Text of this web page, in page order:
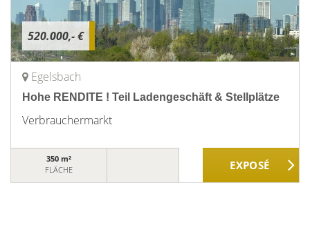
520.000,- €
Egelsbach
Hohe RENDITE ! Teil Ladengeschäft & Stellplätze
Verbrauchermarkt
350 m²
FLÄCHE